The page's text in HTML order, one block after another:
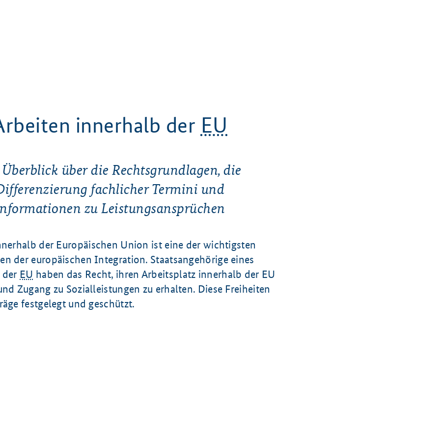
innerhalb der EU
über die Rechtsgrundlagen, die
fachlicher Termini und
zu Leistungsansprüchen
der Europäischen Union ist eine der wichtigsten
der europäischen Integration. Staatsangehörige eines
EU haben das Recht, ihren Arbeitsplatz innerhalb der EU
Zugang zu Sozialleistungen zu erhalten. Diese Freiheiten
festgelegt und geschützt.